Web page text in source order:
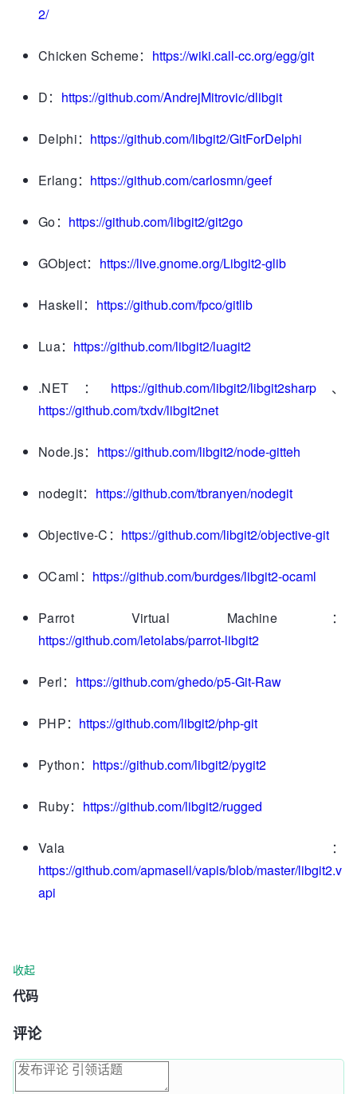
2/
Chicken Scheme： https://wiki.call-cc.org/egg/git
D： https://github.com/AndrejMitrovic/dlibgit
Delphi： https://github.com/libgit2/GitForDelphi
Erlang： https://github.com/carlosmn/geef
Go： https://github.com/libgit2/git2go
GObject： https://live.gnome.org/Libgit2-glib
Haskell： https://github.com/fpco/gitlib
Lua： https://github.com/libgit2/luagit2
.NET： https://github.com/libgit2/libgit2sharp 、
https://github.com/txdv/libgit2net
Node.js： https://github.com/libgit2/node-gitteh
nodegit： https://github.com/tbranyen/nodegit
Objective-C： https://github.com/libgit2/objective-git
OCaml： https://github.com/burdges/libgit2-ocaml
Parrot Virtual Machine：
https://github.com/letolabs/parrot-libgit2
Perl： https://github.com/ghedo/p5-Git-Raw
PHP： https://github.com/libgit2/php-git
Python： https://github.com/libgit2/pygit2
Ruby： https://github.com/libgit2/rugged
Vala：
https://github.com/apmasell/vapis/blob/master/libgit2.v
api
收起
代码
评论